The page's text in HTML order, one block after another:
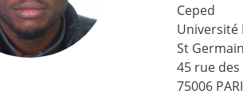
Ceped
Université
St
45 rue des
75006